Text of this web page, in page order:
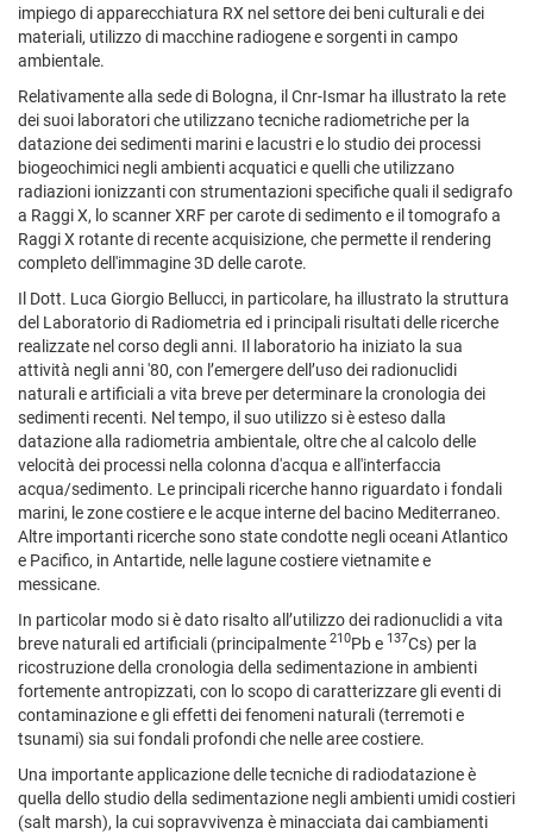
impiego di apparecchiatura RX nel settore dei beni culturali e dei
materiali, utilizzo di macchine radiogene e sorgenti in campo
ambientale.
Relativamente alla sede di Bologna, il Cnr-Ismar ha illustrato la rete
dei suoi laboratori che utilizzano tecniche radiometriche per la
datazione dei sedimenti marini e lacustri e lo studio dei processi
biogeochimici negli ambienti acquatici e quelli che utilizzano
radiazioni ionizzanti con strumentazioni specifiche quali il sedigrafo
a Raggi X, lo scanner XRF per carote di sedimento e il tomografo a
Raggi X rotante di recente acquisizione, che permette il rendering
completo dell'immagine 3D delle carote.
Il Dott. Luca Giorgio Bellucci, in particolare, ha illustrato la struttura
del Laboratorio di Radiometria ed i principali risultati delle ricerche
realizzate nel corso degli anni. Il laboratorio ha iniziato la sua
attività negli anni '80, con l’emergere dell’uso dei radionuclidi
naturali e artificiali a vita breve per determinare la cronologia dei
sedimenti recenti. Nel tempo, il suo utilizzo si è esteso dalla
datazione alla radiometria ambientale, oltre che al calcolo delle
velocità dei processi nella colonna d'acqua e all'interfaccia
acqua/sedimento. Le principali ricerche hanno riguardato i fondali
marini, le zone costiere e le acque interne del bacino Mediterraneo.
Altre importanti ricerche sono state condotte negli oceani Atlantico
e Pacifico, in Antartide, nelle lagune costiere vietnamite e
messicane.
In particolar modo si è dato risalto all’utilizzo dei radionuclidi a vita
breve naturali ed artificiali (principalmente 210Pb e 137Cs) per la
ricostruzione della cronologia della sedimentazione in ambienti
fortemente antropizzati, con lo scopo di caratterizzare gli eventi di
contaminazione e gli effetti dei fenomeni naturali (terremoti e
tsunami) sia sui fondali profondi che nelle aree costiere.
Una importante applicazione delle tecniche di radiodatazione è
quella dello studio della sedimentazione negli ambienti umidi costieri
(salt marsh), la cui sopravvivenza è minacciata dai cambiamenti